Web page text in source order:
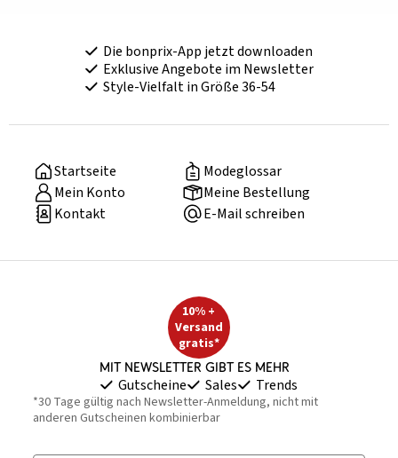
Die bonprix-App jetzt downloaden
Exklusive Angebote im Newsletter
Style-Vielfalt in Größe 36-54
Startseite
Modeglossar
Mein Konto
Meine Bestellung
Kontakt
E-Mail schreiben
10% +
Versand
gratis*
Mit Newsletter gibt es mehr
Gutscheine Sales Trends
*30 Tage gültig nach Newsletter-Anmeldung, nicht mit
anderen Gutscheinen kombinierbar